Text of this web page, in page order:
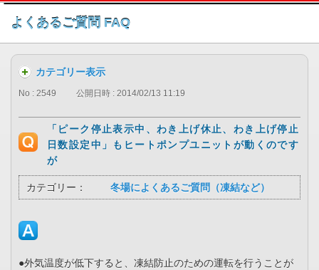
このページの本文へ
よくあるご質問 FAQ
カテゴリー表示
No : 2549 公開日時 : 2014/02/13 11:19
「ピーク停止表示中、わき上げ休止、わき上げ停止
日数設定中」もヒートポンプユニットが動くのです
が
カテゴリー： 冬場によくあるご質問（凍結など）
●外気温度が低下すると、凍結防止のための運転を行うことが